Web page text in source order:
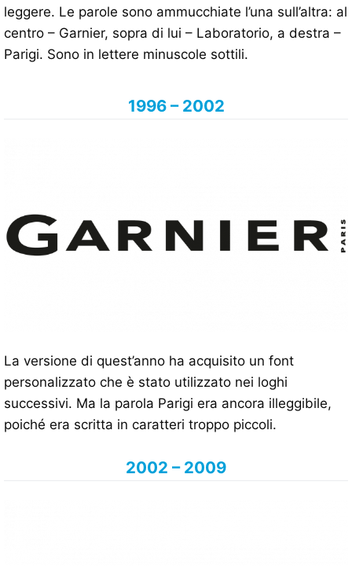
leggere. Le parole sono ammucchiate l’una sull’altra: al
centro – Garnier, sopra di lui – Laboratorio, a destra –
Parigi. Sono in lettere minuscole sottili.
1996 – 2002
La versione di quest’anno ha acquisito un font
personalizzato che è stato utilizzato nei loghi
successivi. Ma la parola Parigi era ancora illeggibile,
poiché era scritta in caratteri troppo piccoli.
2002 – 2009